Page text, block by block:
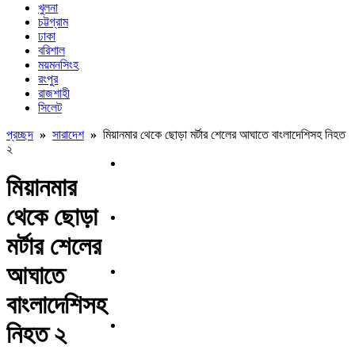
খুলনা
চট্টগ্রাম
ঢাকা
বরিশাল
ময়মনসিংহ
রংপুর
রাজশাহী
সিলেট
প্রচ্ছদ » সারাদেশ» মিয়ানমার থেকে ছোড়া মর্টার শেলের আঘাতে বাংলাদেশিসহ নিহত
২
মিয়ানমার
থেকে ছোড়া
মর্টার শেলের
আঘাতে
বাংলাদেশিসহ
নিহত ২